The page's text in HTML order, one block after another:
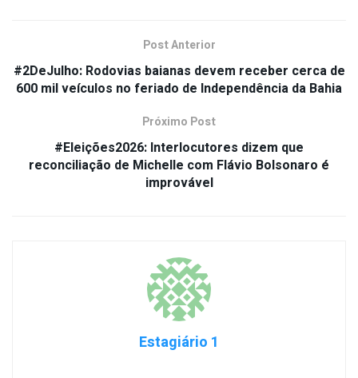
Post Anterior
#2DeJulho: Rodovias baianas devem receber cerca de
600 mil veículos no feriado de Independência da Bahia
Próximo Post
#Eleições2026: Interlocutores dizem que
reconciliação de Michelle com Flávio Bolsonaro é
improvável
Estagiário 1